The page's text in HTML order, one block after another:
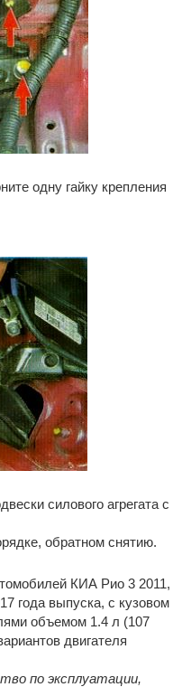
одну гайку крепления
силового агрегата с
обратном снятию.
КИА Рио 3 2011,
года выпуска, с кузовом
объемом 1.4 л (107
двигателя
по эксплуатации,